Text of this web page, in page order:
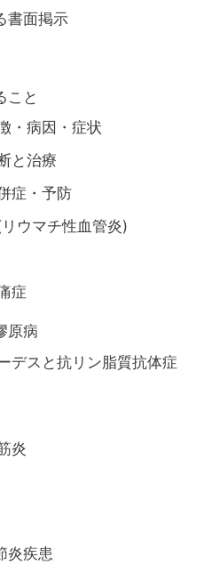
書面掲示
こと
・病因・症状
と治療
症・予防
ウマチ性血管炎)
症
原病
デスと抗リン脂質抗体症
炎
炎疾患